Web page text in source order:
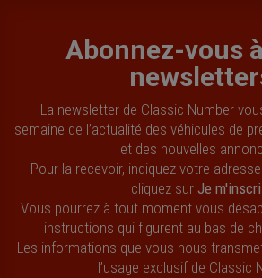
Abonnez-vous
La newsletter de Classic Number
semaine de l’actualité des véhicules de
et des nouvelles
Pour la recevoir, indiquez votre
cliquez sur Je
Vous pourrez à tout moment vous
instructions qui figurent au bas de
Les informations que vous nous
l’usage exclusif de Classic